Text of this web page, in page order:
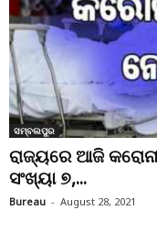
ସମ୍ବଲପୁର
ରାଜ୍ୟରେ ଆଜି
ସଂଖ୍ୟା ୭,...
Bureau - August 28, 2021